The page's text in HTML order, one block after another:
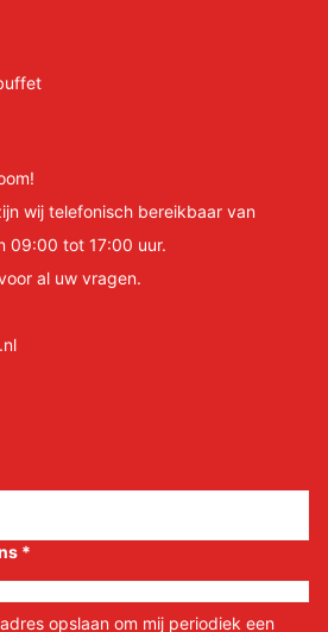
wij telefonisch bereikbaar van
09:00 tot 17:00 uur.
al uw vragen.
*
opslaan om mij periodiek een